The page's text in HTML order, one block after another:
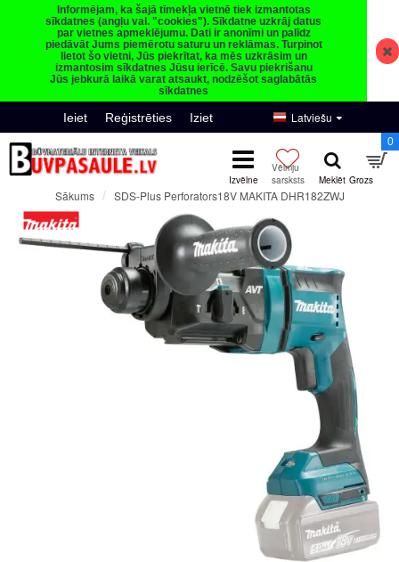
Informējam, ka šajā tīmekļa vietnē tiek izmantotas
sīkdatnes (angļu val. "cookies"). Sīkdatne uzkrāj datus
par vietnes apmeklējumu. Dati ir anonīmi un palīdz
piedāvāt Jums piemērotu saturu un reklāmas. Turpinot
lietot šo vietni, Jūs piekrītat, ka mēs uzkrāsim un
izmantosim sīkdatnes Jūsu ierīcē. Savu piekrišanu
Jūs jebkurā laikā varat atsaukt, nodzēšot saglabātās
sīkdatnes
Ieiet Reģistrēties Iziet Latviešu
0
Sākums SDS-Plus Perforators18V MAKITA DHR182ZWJ